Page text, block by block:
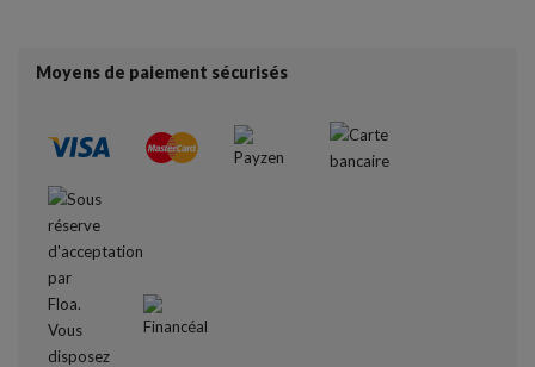
Moyens de paiement sécurisés